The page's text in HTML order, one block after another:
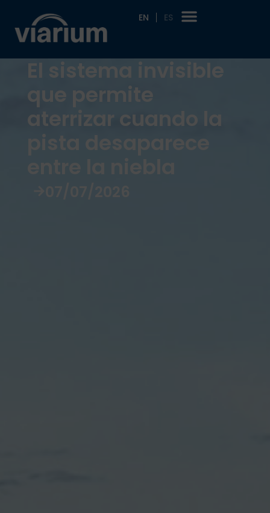
EN ES
El sistema invisible
que permite
aterrizar cuando la
pista desaparece